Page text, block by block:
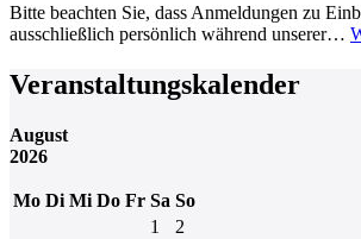
Bitte beachten Sie, dass Anmeldungen zu
ausschließlich persönlich während unserer…
Veranstaltungskalender
August
2026
Mo Di Mi Do Fr Sa So
1
2